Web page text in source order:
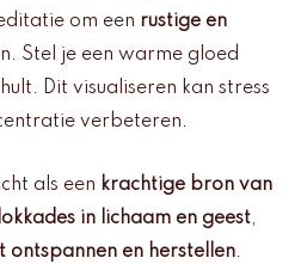
om een rustige en
Stel je een warme gloed
Dit visualiseren kan stress
verbeteren.
als een krachtige bron van
in lichaam en geest,
ontspannen en herstellen.